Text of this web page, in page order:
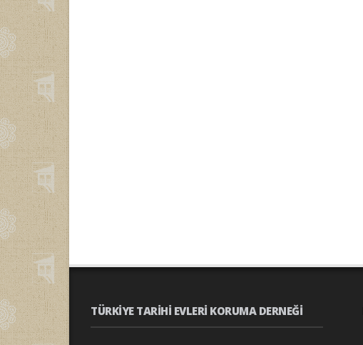
TÜRKIYE TARIHI EVLERI KORUMA DERNEĞI